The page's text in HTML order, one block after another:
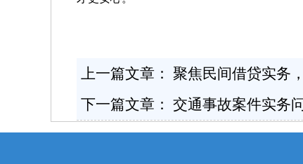
上一篇文章： 聚焦民间借贷实务
下一篇文章： 交通事故案件实务